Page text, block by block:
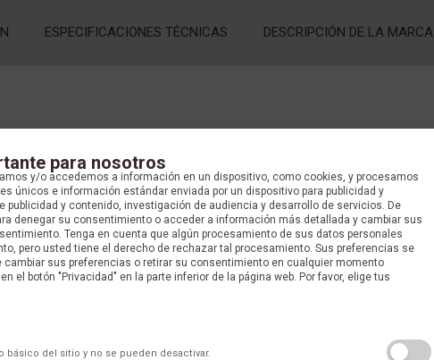
ESPECIFICACIONES TÉCNICAS DESCRIPCIÓN DE LA MARCA
para nosotros
y/o accedemos a información en un dispositivo, como cookies, y procesamos
únicos e información estándar enviada por un dispositivo para publicidad y
publicidad y contenido, investigación de audiencia y desarrollo de servicios. De
denegar su consentimiento o acceder a información más detallada y cambiar sus
Tenga en cuenta que algún procesamiento de sus datos personales
pero usted tiene el derecho de rechazar tal procesamiento. Sus preferencias se
cambiar sus preferencias o retirar su consentimiento en cualquier momento
el botón "Privacidad" en la parte inferior de la página web. Por favor, elige tus
del sitio y no se pueden desactivar.